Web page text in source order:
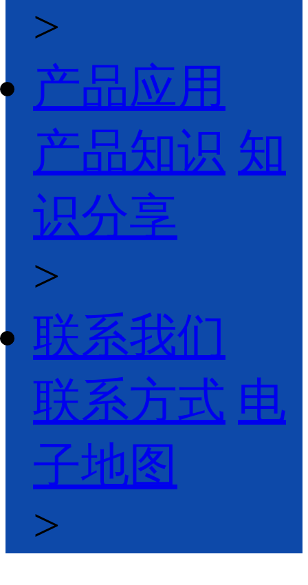
>
产品应用
产品知识 知
识分享
>
联系我们
联系方式 电
子地图
>